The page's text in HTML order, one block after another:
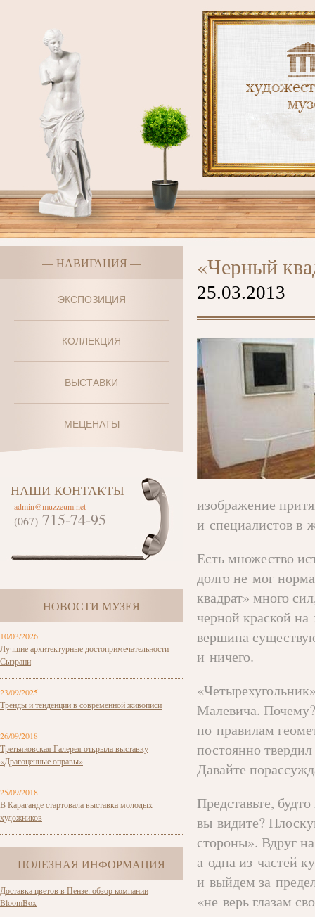
— НАВИГАЦИЯ —
ЭКСПОЗИЦИЯ
КОЛЛЕКЦИЯ
ВЫСТАВКИ
МЕЦЕНАТЫ
НАШИ КОНТАКТЫ
admin@muzzeum.net
(067) 715-74-95
— НОВОСТИ МУЗЕЯ —
10/03/2026
Лучшие архитектурные достопримечательности
Сызрани
23/09/2025
Тренды и тенденции в современной живописи
26/09/2018
Третьяковская Галерея открыла выставку
«Драгоценные оправы»
25/09/2018
В Караганде стартовала выставка молодых
художников
— ПОЛЕЗНАЯ ИНФОРМАЦИЯ —
Доставка цветов в Пензе: обзор компании
BloomBox
«Черный
25.03.2013
изображение
и специалистов в
Есть множество
долго не мог
квадрат» много
черной краской
вершина
и ничего.
Малевича.
по правилам
постоянно
Давайте
Представьте,
вы видите?
стороны». Вдруг
а одна из частей
и выйдем за
«не верь глазам